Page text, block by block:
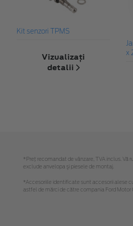
Kit senzori TPMS
Vizualizați
detalii
x
*Preţ recomandat de vânzare, TVA inclus. Vă
exclude anvelopa şi piesele de montaj.
*Accesoriile identificate sunt accesorii alese
astfel de mărci de către compania Ford Motor